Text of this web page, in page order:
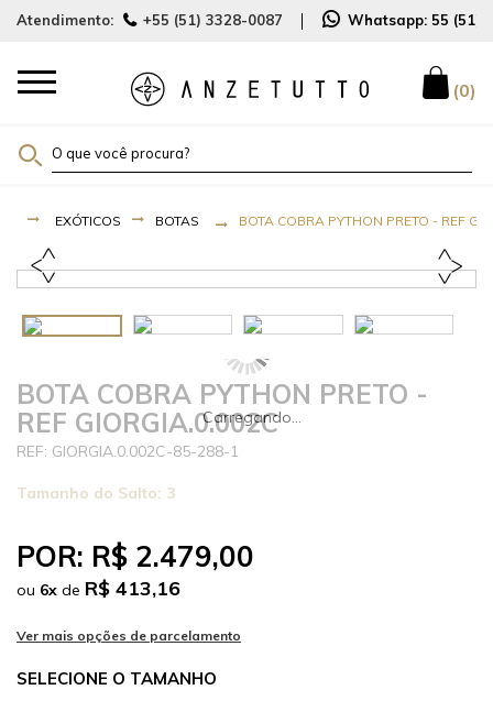
Atendimento: +55 (51) 3328-0087 Whatsapp: 55 (51)
0
EXÓTICOS BOTAS BOTA COBRA PYTHON PRETO - REF
BOTA COBRA PYTHON PRETO -
REF GIORGIA.0.002C
GIORGIA.0.002C-85-288-1
Tamanho do Salto: 3
POR: R$ 2.479,00
ou 6x de R$ 413,16
TAMANHO